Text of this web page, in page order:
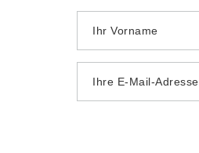
Ihr Vorname
Ihre E-Mail-Adresse